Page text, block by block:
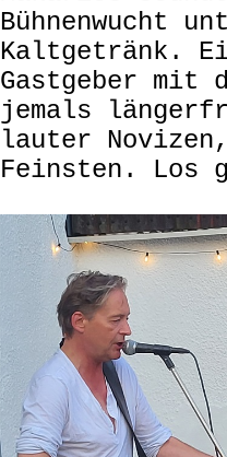
Bühnenwucht
Kaltgetränk.
Gastgeber mit
jemals
lauter
Feinsten. Los